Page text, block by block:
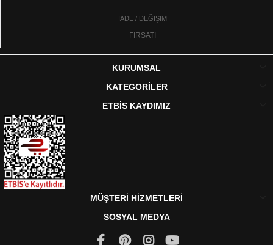
İADE / DEĞİŞİM
FIRSATI
KURUMSAL
KATEGORİLER
ETBİS KAYDIMIZ
MÜŞTERİ HİZMETLERİ
SOSYAL MEDYA